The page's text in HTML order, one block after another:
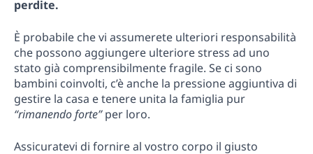
perdite.
È probabile che vi assumerete ulteriori responsabilità
che possono aggiungere ulteriore stress ad uno
stato già comprensibilmente fragile. Se ci sono
bambini coinvolti, c’è anche la pressione aggiuntiva di
gestire la casa e tenere unita la famiglia pur
“rimanendo forte”per loro.
Assicuratevi di fornire al vostro corpo il giusto